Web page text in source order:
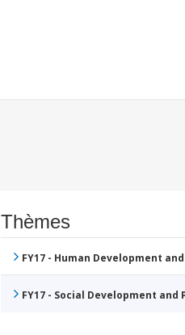
Thèmes
FY17 - Human Development
FY17 - Social Development